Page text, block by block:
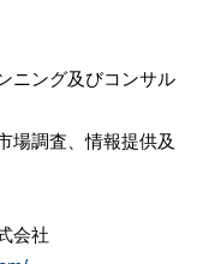
ング及びコンサル
、情報提供及
会社